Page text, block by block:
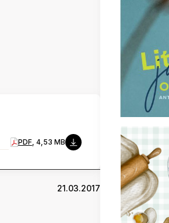
PDF, 4,53 MB
21.03.2017